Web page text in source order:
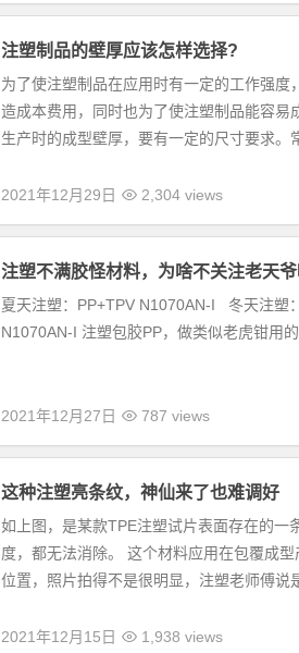
注塑制品的壁厚应该怎样选择?
为了使注塑制品在应用时有一定的工作强度
造成本费用，同时也为了使注塑制品能容
生产时的成型壁厚，要有一定的尺寸要求。
2021年12月29日 2,304 views
注塑不满胶怪材料，为啥不关注老天爷
夏天注塑：PP+TPV N1070AN-I 冬天注塑
N1070AN-I 注塑包胶PP，做类似老虎钳用
2021年12月27日 787 views
这种注塑亮条纹，神仙来了也难调好
如上图，是某款TPE注塑试片表面存在的一
度，都无法消除。 这个材料应用在包覆成
位置，照片拍得不是很明显，注塑老师傅说
2021年12月15日 1,938 views